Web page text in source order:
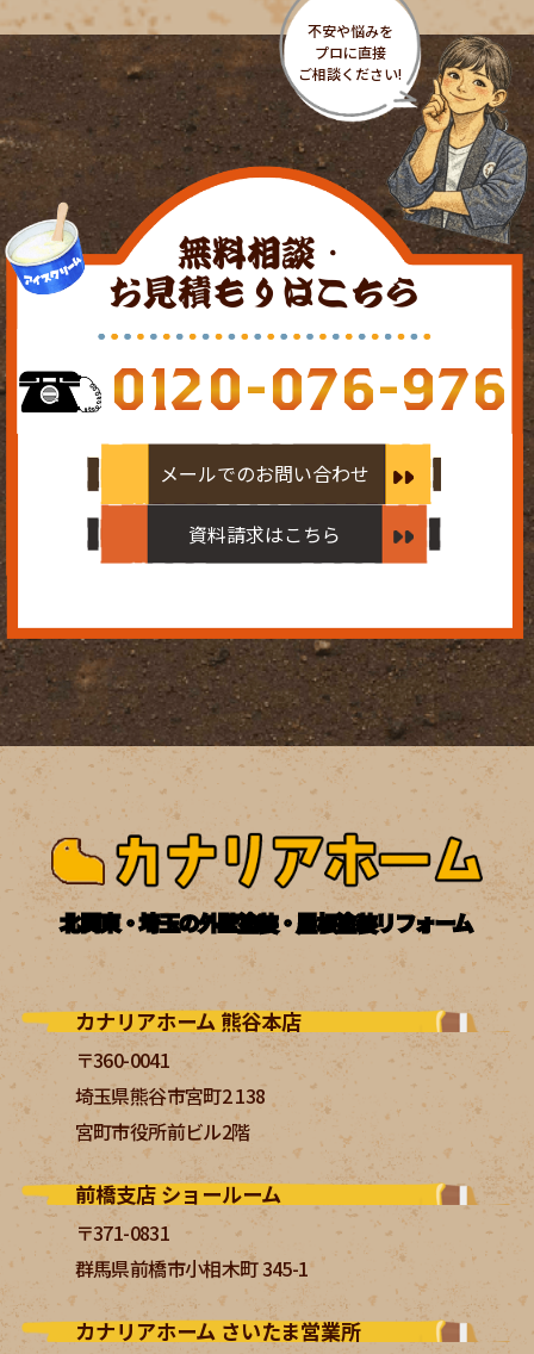
無料相談・
お見積もりはこちら
0120-076-976
メールでのお問い合わせ
資料請求はこちら
北関東・埼玉の外壁塗装・屋根塗装リフォーム
カナリアホーム 熊谷本店
〒360-0041
埼玉県熊谷市宮町2 138
宮町市役所前ビル2階
前橋支店 ショールーム
〒371-0831
群馬県前橋市小相木町 345-1
カナリアホーム さいたま営業所